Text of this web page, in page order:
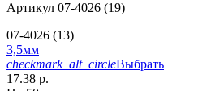
Артикул 07-4026 (19)
07-4026 (13)
3,5мм
checkmark_alt_circleВыбрать
17.38 р.